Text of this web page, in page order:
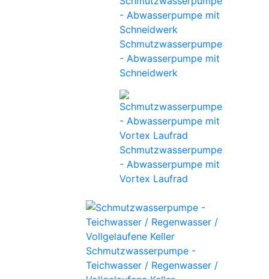
Schmutzwasserpumpe
- Abwasserpumpe mit
Schneidwerk
Schmutzwasserpumpe
- Abwasserpumpe mit
Vortex Laufrad
Schmutzwasserpumpe -
Teichwasser / Regenwasser /